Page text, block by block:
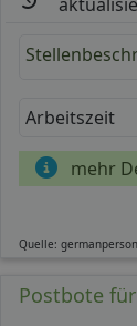
Arbeitszeit
mehr
Quelle:
Postbote